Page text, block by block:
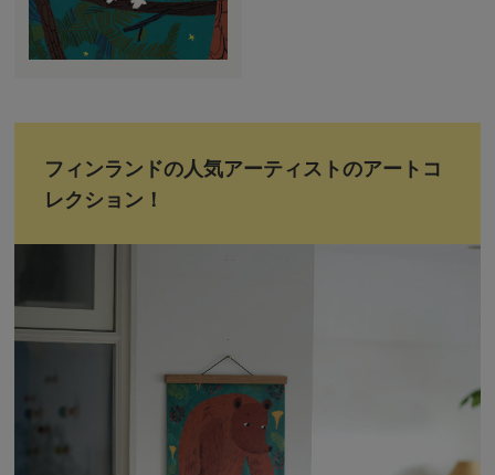
フィンランドの人気アーティストのアートコ
レクション！